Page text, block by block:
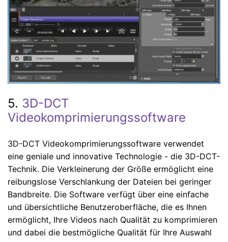
5. 3D-DCT
Videokomprimierungssoftware
3D-DCT Videokomprimierungssoftware verwendet
eine geniale und innovative Technologie - die 3D-DCT-
Technik. Die Verkleinerung der Größe ermöglicht eine
reibungslose Verschlankung der Dateien bei geringer
Bandbreite. Die Software verfügt über eine einfache
und übersichtliche Benutzeroberfläche, die es Ihnen
ermöglicht, Ihre Videos nach Qualität zu komprimieren
und dabei die bestmögliche Qualität für Ihre Auswahl